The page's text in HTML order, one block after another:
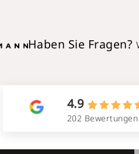
Haben Sie Fragen?
4.9
202 Bewertungen